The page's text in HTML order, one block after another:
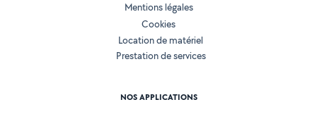
Mentions légales
Cookies
Location de matériel
Prestation de services
NOS APPLICATIONS